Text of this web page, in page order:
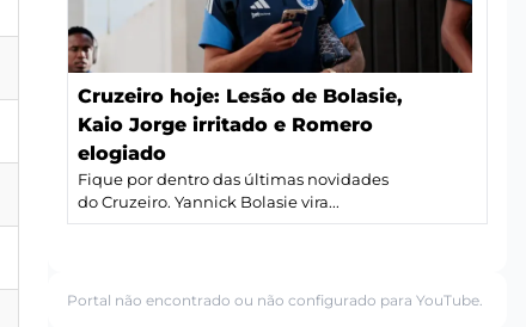
Cruzeiro hoje: Lesão de Bolasie,
Kaio Jorge irritado e Romero
elogiado
Fique por dentro das últimas novidades
do Cruzeiro. Yannick Bolasie vira...
Portal não encontrado ou não configurado para YouTube.